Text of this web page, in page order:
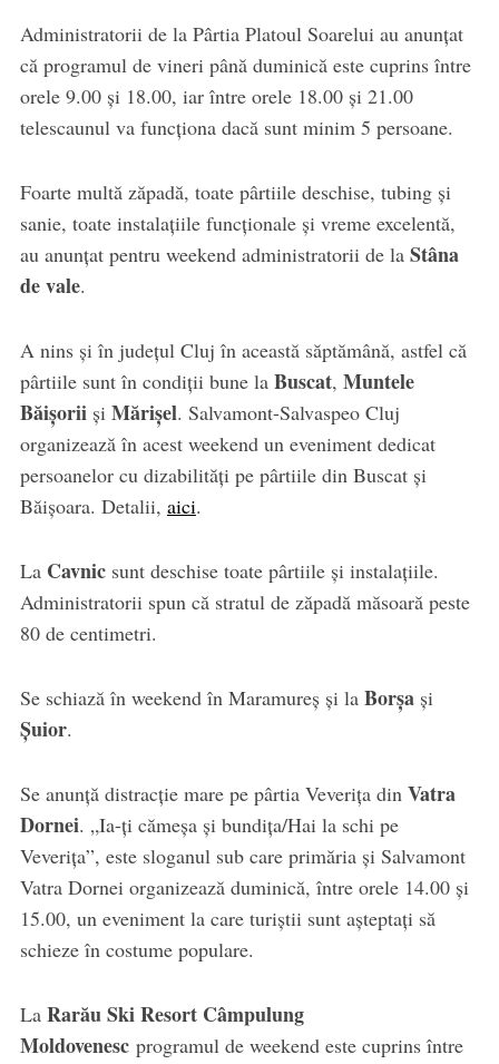
Administratorii de la Pârtia Platoul Soarelui au anunțat
că programul de vineri până duminică este cuprins între
orele 9.00 și 18.00, iar între orele 18.00 și 21.00
telescaunul va funcționa dacă sunt minim 5 persoane.
Foarte multă zăpadă, toate pârtiile deschise, tubing și
sanie, toate instalațiile funcționale și vreme excelentă,
au anunțat pentru weekend administratorii de la Stâna
de vale.
A nins și în județul Cluj în această săptămână, astfel că
pârtiile sunt în condiții bune la Buscat, Muntele
Băișoriiși Mărișel. Salvamont-Salvaspeo Cluj
organizează în acest weekend un eveniment dedicat
persoanelor cu dizabilități pe pârtiile din Buscat și
Băișoara. Detalii, aici.
La Cavnicsunt deschise toate pârtiile și instalațiile.
Administratorii spun că stratul de zăpadă măsoară peste
80 de centimetri.
Se schiază în weekend în Maramureș și la Borșași
Șuior.
Se anunță distracție mare pe pârtia Veverița din Vatra
Dornei. „Ia-ți cămeșa și bundița/Hai la schi pe
Veverița”, este sloganul sub care primăria și Salvamont
Vatra Dornei organizează duminică, între orele 14.00 și
15.00, un eveniment la care turiștii sunt așteptați să
schieze în costume populare.
La Rarău Ski Resort Câmpulung
Moldovenescprogramul de weekend este cuprins între